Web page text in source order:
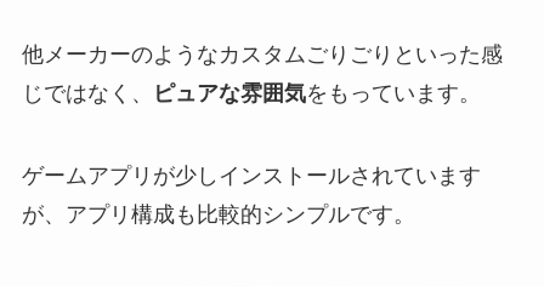
他メーカーのようなカスタムごりごりといった感
じではなく、
ピュアな雰囲気をもっています。
ゲームアプリが少しインストールされています
が、アプリ構成も比較的シンプルです。